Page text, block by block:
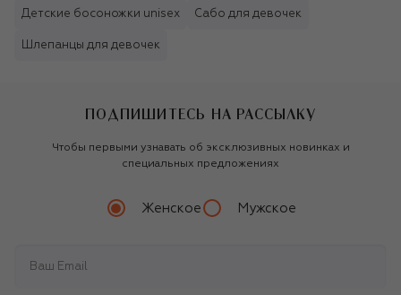
Детские босоножки unisex Сабо для девочек
Шлепанцы для девочек
ПОДПИШИТЕСЬ НА РАССЫЛКУ
Чтобы первыми узнавать об эксклюзивных новинках и
специальных предложениях
Женское Мужское